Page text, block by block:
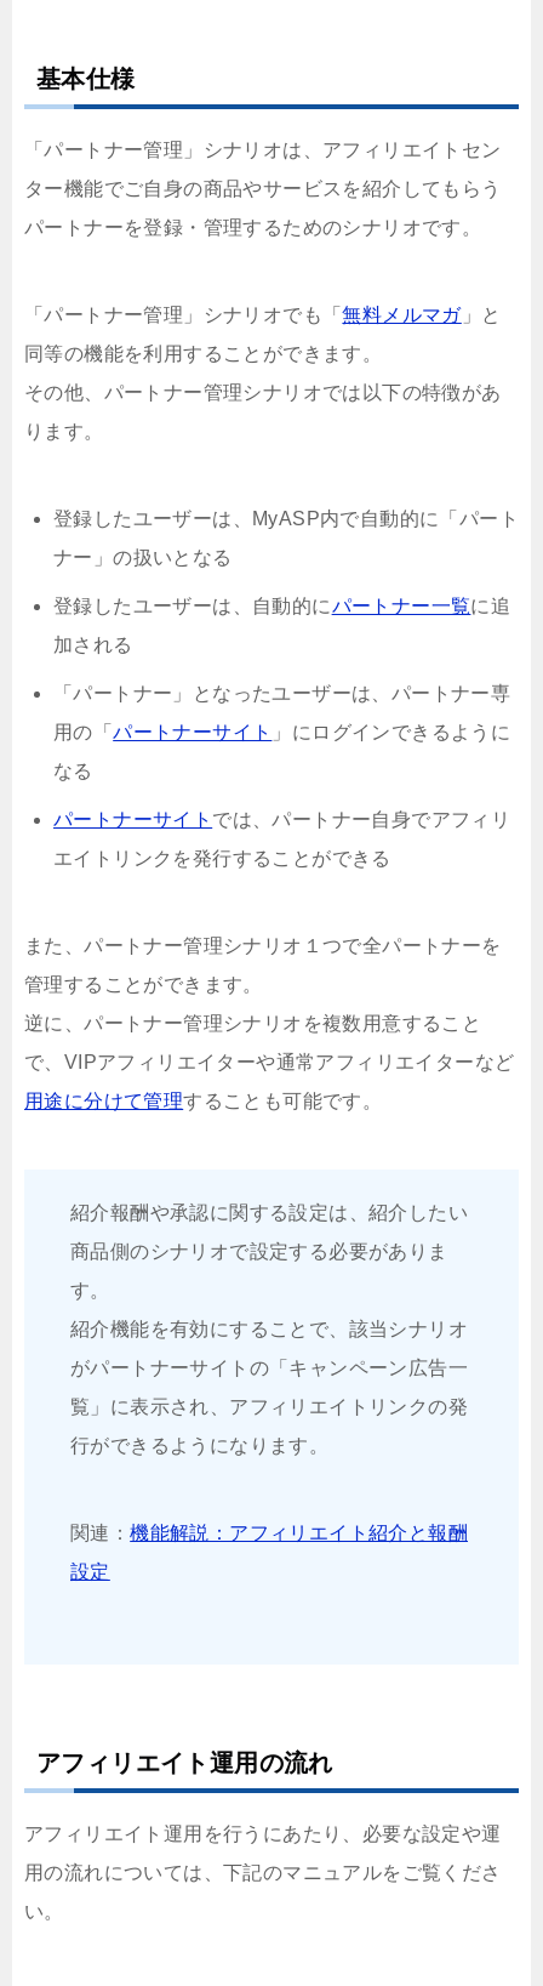
基本仕様
「パートナー管理」シナリオは、アフィリエイトセン
ター機能でご自身の商品やサービスを紹介してもらう
パートナーを登録・管理するためのシナリオです。
「パートナー管理」シナリオでも「無料メルマガ」と
同等の機能を利用することができます。
その他、パートナー管理シナリオでは以下の特徴があ
ります。
登録したユーザーは、MyASP内で自動的に「パート
ナー」の扱いとなる
登録したユーザーは、自動的にパートナー一覧に追
加される
「パートナー」となったユーザーは、パートナー専
用の「パートナーサイト 」にログインできるように
なる
パートナーサイト では、パートナー自身でアフィリ
エイトリンクを発行することができる
また、パートナー管理シナリオ１つで全パートナーを
管理することができます。
逆に、パートナー管理シナリオを複数用意すること
で、VIPアフィリエイターや通常アフィリエイターなど
用途に分けて管理することも可能です。
紹介報酬や承認に関する設定は、紹介したい
商品側のシナリオで設定する必要がありま
す。
紹介機能を有効にすることで、該当シナリオ
がパートナーサイトの「キャンペーン広告一
覧」に表示され、アフィリエイトリンクの発
行ができるようになります。
関連：機能解説：アフィリエイト紹介と報酬
設定
アフィリエイト運用の流れ
アフィリエイト運用を行うにあたり、必要な設定や運
用の流れについては、下記のマニュアルをご覧くださ
い。